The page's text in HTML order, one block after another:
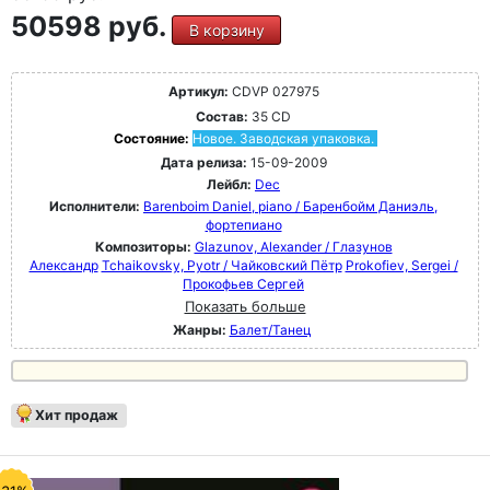
50598 руб. В корзину
Артикул: CDVP 027975
Состав: 35 CD
Состояние: Новое. Заводская упаковка.
Дата релиза: 15-09-2009
Лейбл: Dec
Исполнители: Barenboim Daniel, piano / Баренбойм Даниэль,
фортепиано
Композиторы: Glazunov, Alexander / Глазунов
Александр Tchaikovsky, Pyotr / Чайковский Пётр Prokofiev, Sergei /
Прокофьев Сергей
Показать больше
Жанры: Балет/Танец
Хит продаж